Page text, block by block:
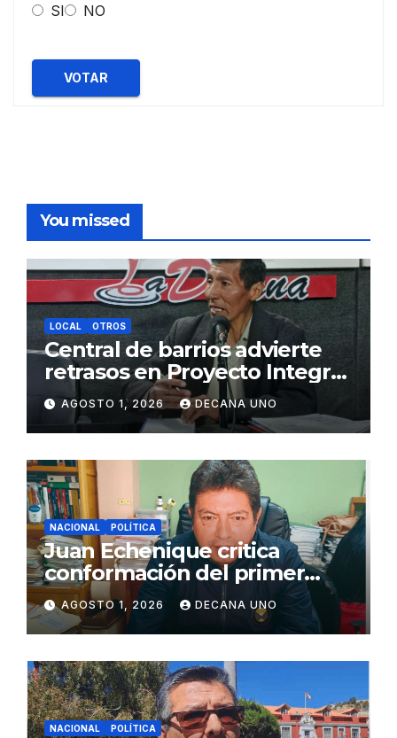
SI NO
VOTAR
You missed
LOCAL OTROS
Central de barrios advierte
retrasos en Proyecto Integral
de Agua y Alcantarillado para
Juliaca
AGOSTO 1, 2026 DECANA UNO
NACIONAL POLÍTICA
Juan Echenique critica
conformación del primer
gabinete ministerial de Keiko
Fujimori
AGOSTO 1, 2026 DECANA UNO
NACIONAL POLÍTICA